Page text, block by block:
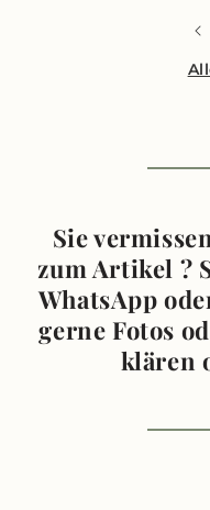
Sie
zum Artikel ?
WhatsApp
gerne Fotos
klären